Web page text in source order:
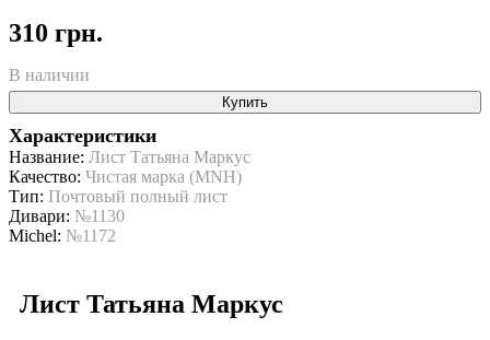
310 грн.
В наличии
Купить
Характеристики
Название: Лист Татьяна Маркус
Качество: Чистая марка (MNH)
Тип: Почтовый полный лист
Дивари: №1130
Michel: №1172
Лист Татьяна Маркус